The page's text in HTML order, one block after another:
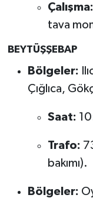
Çalışma:
tava
BEYTÜŞŞEBAP
Bölgeler:
Çığlıca,
Saat:
Trafo:
bakımı).
Bölgeler: